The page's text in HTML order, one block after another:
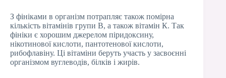
З фініками в організм потрапляє також помірна
кількість вітамінів групи В, а також вітамін К. Так
фініки є хорошим джерелом піридоксину,
нікотинової кислоти, пантотенової кислоти,
рибофлавіну. Ці вітаміни беруть участь у засвоєнні
організмом вуглеводів, білків і жирів.